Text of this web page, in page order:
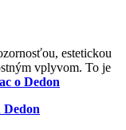
estetickou
vplyvom. To je
o Dedon